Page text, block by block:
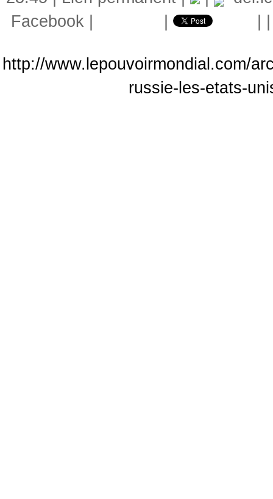
Facebook
http://www.lepouvoirmondial.com/
russie-les-etats-